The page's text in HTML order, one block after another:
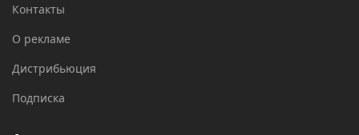
Контакты
О рекламе
Дистрибьюция
Подписка